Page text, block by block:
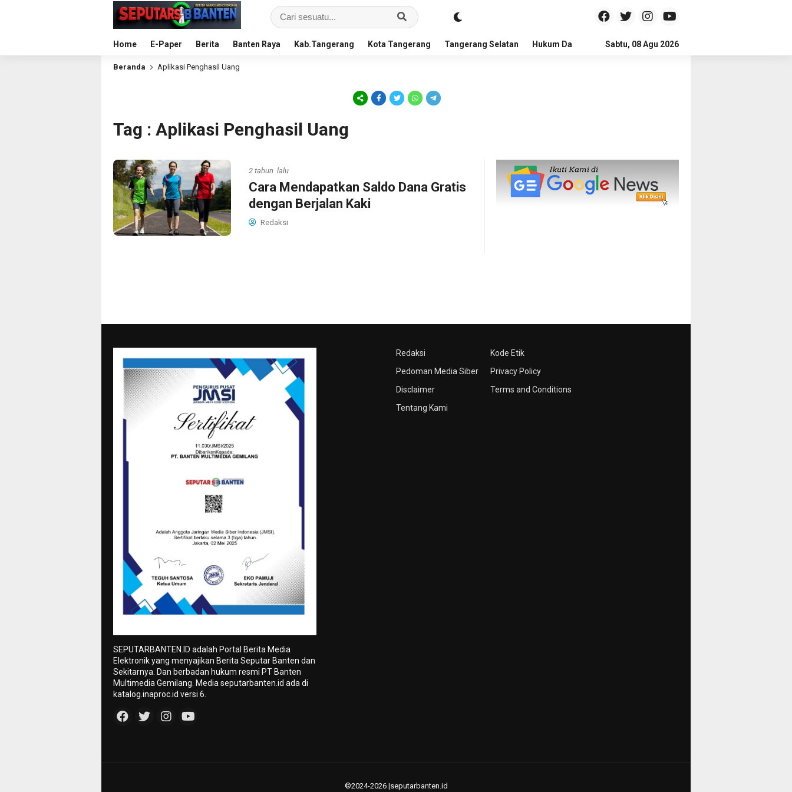
Home E-Paper Berita Banten Raya Kab.Tangerang Kota Tangerang Tangerang Selatan Hukum Dan Kriminal Politik Pendidikan
Sabtu, 08 Agu 2026
Beranda Aplikasi Penghasil Uang
Tag : Aplikasi Penghasil Uang
2 tahun lalu
Cara Mendapatkan Saldo Dana Gratis
dengan Berjalan Kaki
Redaksi
Redaksi
Pedoman Media Siber
Disclaimer
Tentang Kami
Kode Etik
Privacy Policy
Terms and Conditions
SEPUTARBANTEN.ID adalah Portal Berita Media
Elektronik yang menyajikan Berita Seputar Banten dan
Sekitarnya. Dan berbadan hukum resmi PT Banten
Multimedia Gemilang. Media seputarbanten.id ada di
katalog.inaproc.id versi 6.
©2024-2026 |seputarbanten.id